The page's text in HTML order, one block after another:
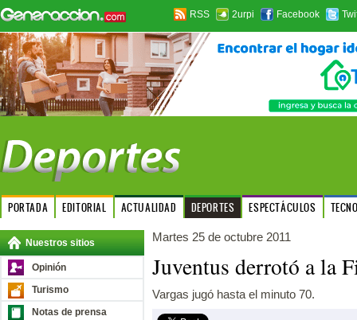
RSS 2urpi Facebook
PORTADA EDITORIAL ACTUALIDAD DEPORTES ESPECTÁCULOS
Nuestros sitios
Opinión
Turismo
Notas de prensa
Martes 25 de octubre 2011
Juventus derrotó a la
Vargas jugó hasta el minuto 70.